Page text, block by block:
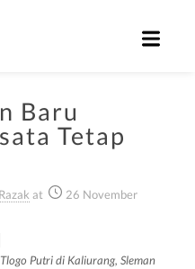
Baru
Tetap
at
26 November
Putri di Kaliurang, Sleman